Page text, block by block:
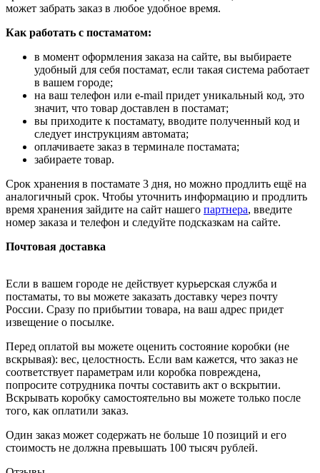
может забрать заказ в любое удобное время.
Как работать с постаматом:
в момент оформления заказа на сайте, вы выбираете
удобный для себя постамат, если такая система работает
в вашем городе;
на ваш телефон или e-mail придет уникальный код, это
значит, что товар доставлен в постамат;
вы приходите к постамату, вводите полученный код и
следует инструкциям автомата;
оплачиваете заказ в терминале постамата;
забираете товар.
Срок хранения в постамате 3 дня, но можно продлить ещё на
аналогичный срок. Чтобы уточнить информацию и продлить
время хранения зайдите на сайт нашего партнера, введите
номер заказа и телефон и следуйте подсказкам на сайте.
Почтовая доставка
Если в вашем городе не действует курьерская служба и
постаматы, то вы можете заказать доставку через почту
России. Сразу по прибытии товара, на ваш адрес придет
извещение о посылке.
Перед оплатой вы можете оценить состояние коробки (не
вскрывая): вес, целостность. Если вам кажется, что заказ не
соответствует параметрам или коробка повреждена,
попросите сотрудника почты составить акт о вскрытии.
Вскрывать коробку самостоятельно вы можете только после
того, как оплатили заказ.
Один заказ может содержать не больше 10 позиций и его
стоимость не должна превышать 100 тысяч рублей.